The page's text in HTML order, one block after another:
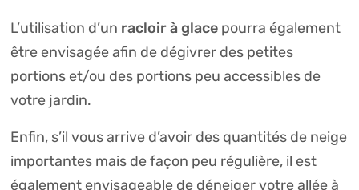
L’utilisation d’un racloir à glacepourra également
être envisagée afin de dégivrer des petites
portions et/ou des portions peu accessibles de
votre jardin.
Enfin, s’il vous arrive d’avoir des quantités de neige
importantes mais de façon peu régulière, il est
également envisageable de déneiger votre allée à